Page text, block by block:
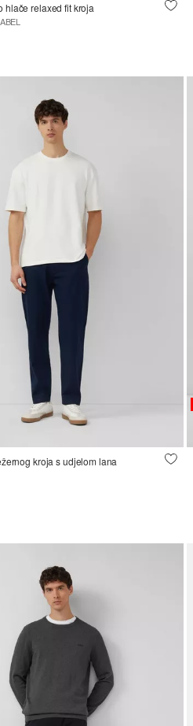
hlače relaxed fit kroja
kroja s udjelom lana